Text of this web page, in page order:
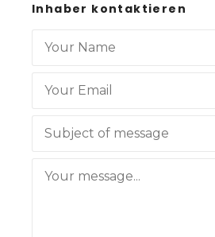
Inhaber kontaktieren